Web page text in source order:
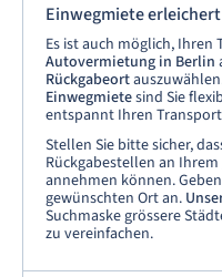
Einwegmiete
Es ist auch möglich, Ihren
Autovermietung in Berlin
Rückgabeort
Einwegmietesind Sie
entspannt Ihren
Stellen Sie bitte sicher,
Rückgabestellen an
annehmen können.
gewünschten Ort an.
Suchmaske grössere
zu vereinfachen.